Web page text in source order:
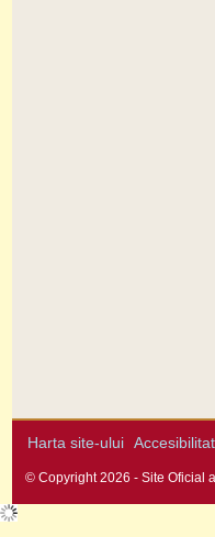
Harta site-ului
© Copyright 2026 - Site Oficial